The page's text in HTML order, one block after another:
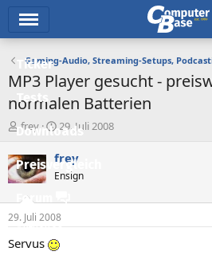
Ticker
Tests
Downloads
Preisvergleich
Forum
Aktuelles
Gaming-Audio, Streaming-Setups,
MP3 Player gesucht -
normalen Batterien
E
r
s
t
e
e
r
frey
E
r
s
e
l
t
a
29. Juli 2008
frey
Ensign
29. Juli 2008
Servus